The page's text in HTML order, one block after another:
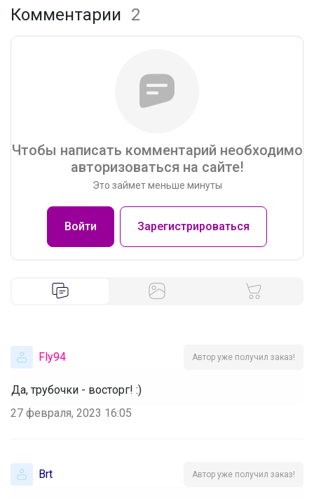
Комментарии 2
Чтобы написать комментарий необходимо
авторизоваться на сайте!
Это займет меньше минуты
Войти Зарегистрироваться
Fly94 Автор уже получил заказ!
Да, трубочки - восторг! :)
27 февраля, 2023 16:05
Brt Автор уже получил заказ!